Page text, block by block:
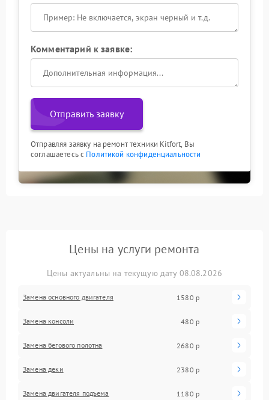
Комментарий к заявке:
Отправить заявку
Отправляя заявку на ремонт техники Kitfort, Вы
соглашаетесь с Политикой конфиденциальности
Цены на услуги ремонта
Цены актуальны на текущую дату 08.08.2026
Замена основного двигателя 1580 р
Замена консоли 480 р
Замена бегового полотна 2680 р
Замена деки 2380 р
Замена двигателя подъема 1180 р